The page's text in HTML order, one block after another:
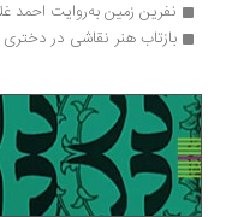
نفرین زمین به‌روایت احمد غلامی
بازتاب هنر نقاشی در دختری با